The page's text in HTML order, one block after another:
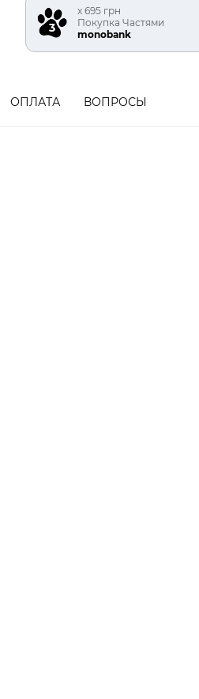
х 695 грн
Покупка Частями
monobank
ОПЛАТА ВОПРОСЫ